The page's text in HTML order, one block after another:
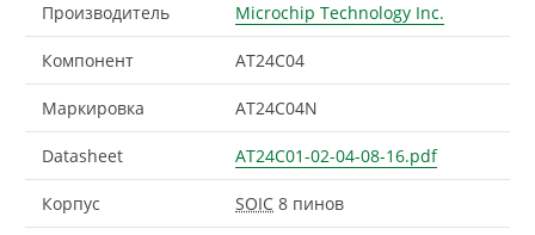
Производитель Microchip Technology Inc.
Компонент AT24C04
Маркировка AT24C04N
Datasheet AT24C01-02-04-08-16.pdf
Корпус SOIC 8 пинов